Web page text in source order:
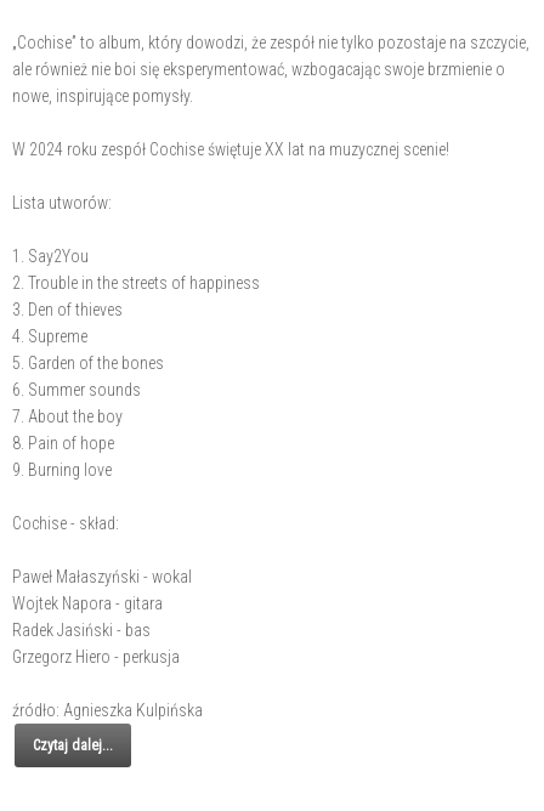
„Cochise” to album, który dowodzi, że zespół nie tylko pozostaje na szczycie,
ale również nie boi się eksperymentować, wzbogacając swoje brzmienie o
nowe, inspirujące pomysły.
W 2024 roku zespół Cochise świętuje XX lat na muzycznej scenie!
Lista utworów:
1. Say2You
2. Trouble in the streets of happiness
3. Den of thieves
4. Supreme
5. Garden of the bones
6. Summer sounds
7. About the boy
8. Pain of hope
9. Burning love
Cochise - skład:
Paweł Małaszyński - wokal
Wojtek Napora - gitara
Radek Jasiński - bas
Grzegorz Hiero - perkusja
źródło: Agnieszka Kulpińska
Czytaj dalej...